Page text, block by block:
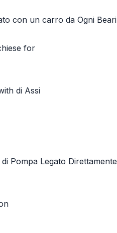
con un carro da Ogni
for
di Assi
Pompa Legato